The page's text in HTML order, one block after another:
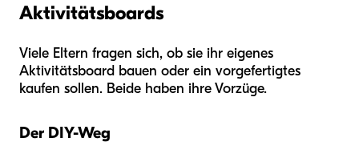
Aktivitätsboards
Viele Eltern fragen sich, ob sie ihr eigenes
Aktivitätsboard bauen oder ein vorgefertigtes
kaufen sollen. Beide haben ihre Vorzüge.
Der DIY-Weg